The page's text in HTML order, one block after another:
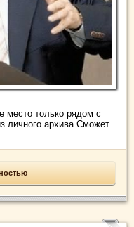
место только рядом с
личного архива Сможет